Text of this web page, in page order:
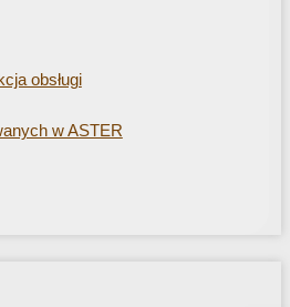
obsługi
w ASTER